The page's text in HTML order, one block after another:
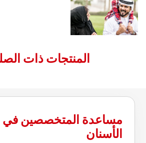
المنتجات ذات
مساعدة المتخصصين
الأسنان